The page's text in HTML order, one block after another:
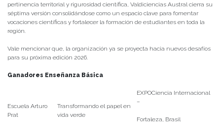
pertinencia territorial y rigurosidad científica, Valdiciencias Austral cierra su
séptima versión consolidándose como un espacio clave para fomentar
vocaciones científicas y fortalecer la formación de estudiantes en toda la
región.
Vale mencionar que, la organización ya se proyecta hacia nuevos desafíos
para su próxima edición 2026.
Ganadores Enseñanza Básica
Escuela Arturo
Prat
Transformando el papel en
vida verde
EXPOCiencia Internacional
–
Fortaleza, Brasil